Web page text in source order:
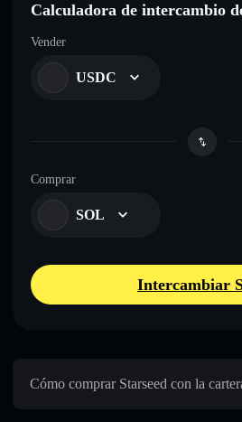
Calculadora de intercambio
Vender
USDC
Comprar
SOL
Intercambiar
Cómo comprar Starseed con la